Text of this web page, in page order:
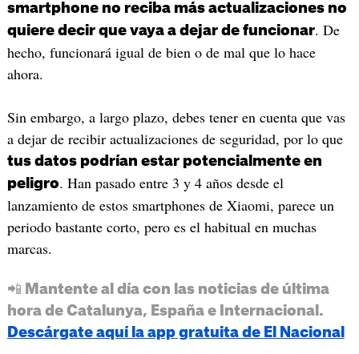
smartphone no reciba más actualizaciones no
quiere decir que vaya a dejar de funcionar. De
hecho, funcionará igual de bien o de mal que lo hace
ahora.
Sin embargo, a largo plazo, debes tener en cuenta que vas
a dejar de recibir actualizaciones de seguridad, por lo que
tus datos podrían estar potencialmente en
peligro. Han pasado entre 3 y 4 años desde el
lanzamiento de estos smartphones de Xiaomi, parece un
periodo bastante corto, pero es el habitual en muchas
marcas.
📲 Mantente al día con las noticias de última
hora de Catalunya, España e Internacional.
Descárgate aquí la app gratuita de El Nacional